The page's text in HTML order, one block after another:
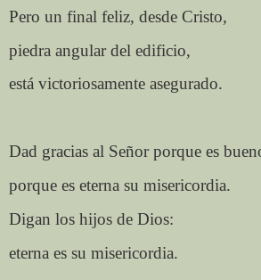
Pero un final feliz, desde Cristo,
piedra angular del edificio,
está victoriosamente asegurado.
Dad gracias al Señor porque es
porque es eterna su misericordia.
Digan los hijos de Dios:
eterna es su misericordia.